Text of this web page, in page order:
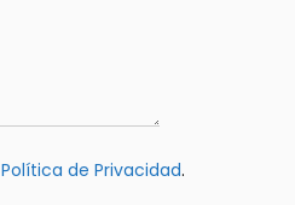
Política de Privacidad.